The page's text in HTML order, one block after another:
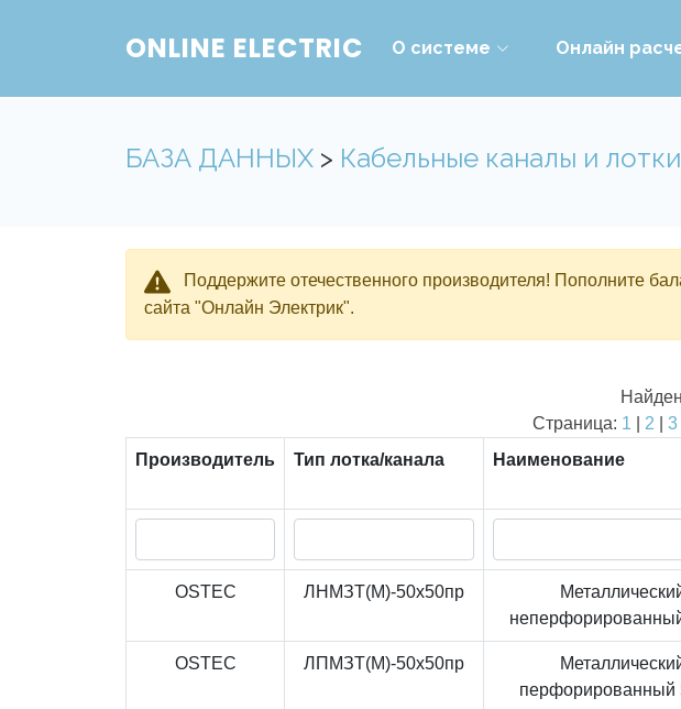
ONLINE ELECTRIC О системе Онлайн
БАЗА ДАННЫХ > Кабельные каналы и лотки
Поддержите отечественного производителя! Пополните
сайта "Онлайн Электрик".
Страница: 1 2 3|
Производитель
Тип лотка/канала Наименование
OSTEC ЛНМЗТ(М)-50x50пр
OSTEC ЛПМЗТ(М)-50x50пр
перфорированный